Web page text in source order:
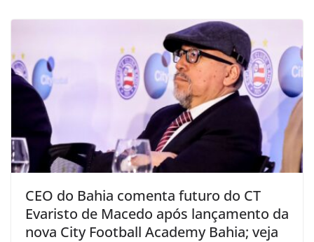
CEO do Bahia comenta futuro do CT
Evaristo de Macedo após lançamento da
nova City Football Academy Bahia; veja